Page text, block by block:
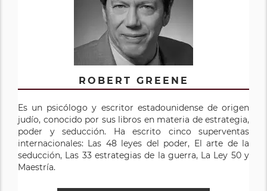
ROBERT GREENE
Es un psicólogo y escritor estadounidense de origen
judío, conocido por sus libros en materia de estrategia,
poder y seducción. Ha escrito cinco superventas
internacionales: Las 48 leyes del poder, El arte de la
seducción, Las 33 estrategias de la guerra, La Ley 50 y
Maestría.